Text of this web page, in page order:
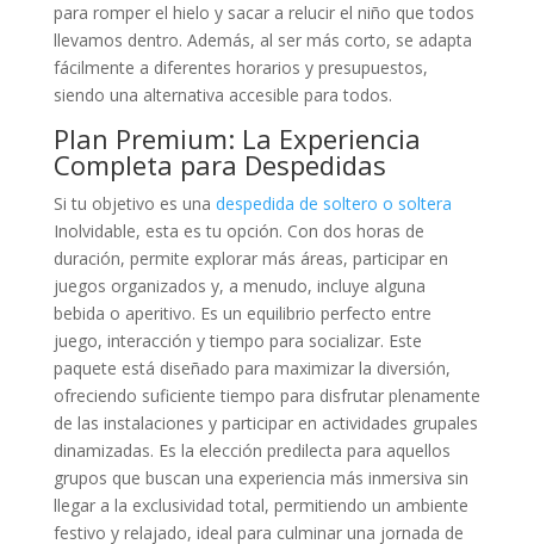
para romper el hielo y sacar a relucir el niño que todos
llevamos dentro. Además, al ser más corto, se adapta
fácilmente a diferentes horarios y presupuestos,
siendo una alternativa accesible para todos.
Plan Premium: La Experiencia
Completa para Despedidas
Si tu objetivo es una despedida de soltero o soltera
Inolvidable, esta es tu opción. Con dos horas de
duración, permite explorar más áreas, participar en
juegos organizados y, a menudo, incluye alguna
bebida o aperitivo. Es un equilibrio perfecto entre
juego, interacción y tiempo para socializar. Este
paquete está diseñado para maximizar la diversión,
ofreciendo suficiente tiempo para disfrutar plenamente
de las instalaciones y participar en actividades grupales
dinamizadas. Es la elección predilecta para aquellos
grupos que buscan una experiencia más inmersiva sin
llegar a la exclusividad total, permitiendo un ambiente
festivo y relajado, ideal para culminar una jornada de